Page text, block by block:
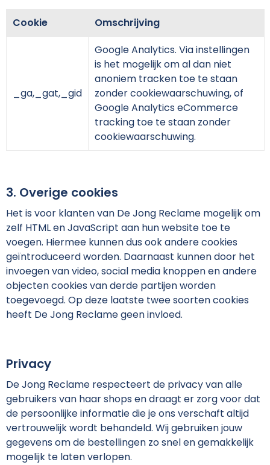
Trolleys
Gereedschap
Schorten en Sloven
Hygiëne en Persoonlijke verzorging
Cookie Omschrijving
_ga,_gat,_gid
Google Analytics. Via instellingen
is het mogelijk om al dan niet
anoniem tracken toe te staan
zonder cookiewaarschuwing, of
Google Analytics eCommerce
tracking toe te staan zonder
cookiewaarschuwing.
3. Overige cookies
Het is voor klanten van De Jong Reclame mogelijk om
zelf HTML en JavaScript aan hun website toe te
voegen. Hiermee kunnen dus ook andere cookies
geïntroduceerd worden. Daarnaast kunnen door het
invoegen van video, social media knoppen en andere
objecten cookies van derde partijen worden
toegevoegd. Op deze laatste twee soorten cookies
heeft De Jong Reclame geen invloed.
Privacy
De Jong Reclame respecteert de privacy van alle
gebruikers van haar shops en draagt er zorg voor dat
de persoonlijke informatie die je ons verschaft altijd
vertrouwelijk wordt behandeld. Wij gebruiken jouw
gegevens om de bestellingen zo snel en gemakkelijk
mogelijk te laten verlopen.